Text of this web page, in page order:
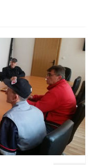
u stambenom